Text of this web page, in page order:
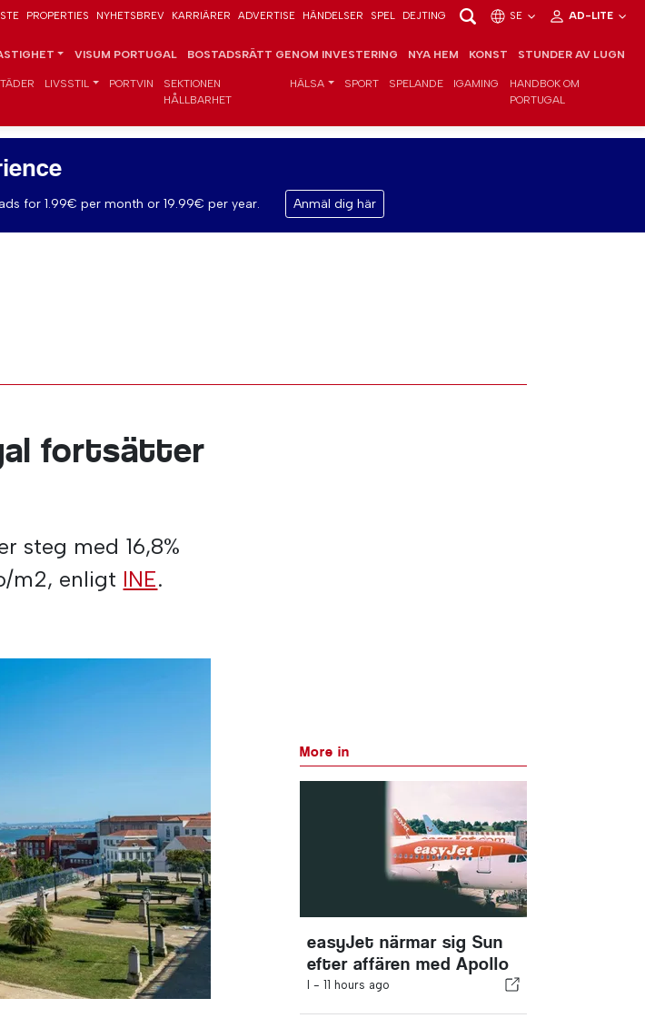
PROPERTIES NYHETSBREV KARRIÄRER ADVERTISE HÄNDELSER SPEL DEJTING SE AD-LITE
VISUM PORTUGAL BOSTADSRÄTT GENOM INVESTERING NYA HEM KONST STUNDER AV LUGN
LIVSSTIL PORTVIN
SEKTIONEN
HÅLLBARHET
HÄLSA SPORT SPELANDE IGAMING
HANDBOK OM
PORTUGAL
for 1.99€ per month or 19.99€ per year. Anmäl dig här
fortsätter
steg med 16,8%
m2, enligt INE.
More in
easyJet närmar sig Sun
efter affären med Apollo
I - 11 hours ago